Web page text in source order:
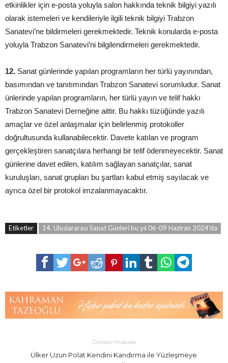
etkinlikler için e-posta yoluyla salon hakkında teknik bilgiyi yazılı
olarak istemeleri ve kendileriyle ilgili teknik bilgiyi Trabzon
Sanatevi’ne bildirmeleri gerekmektedir. Teknik konularda e-posta
yoluyla Trabzon Sanatevi’ni bilgilendirmeleri gerekmektedir.
12. Sanat günlerinde yapılan programların her türlü yayınından,
basımından ve tanıtımından Trabzon Sanatevi sorumludur. Sanat
ünlerinde yapılan programların, her türlü yayın ve telif hakkı
Trabzon Sanatevi Derneğine aittir. Bu hakkı tüzüğünde yazılı
amaçlar ve özel anlaşmalar için belirlenmiş protokoller
doğrultusunda kullanabilecektir. Davete katılan ve program
gerçekleştiren sanatçılara herhangi bir telif ödenmeyecektir. Sanat
günlerine davet edilen, katılım sağlayan sanatçılar, sanat
kuruluşları, sanat grupları bu şartları kabul etmiş sayılacak ve
ayrıca özel bir protokol imzalanmayacaktır.
Etiketler 14. Uluslararası Sanat Günleri bu yıl 06-09 Haziran 2024'da
Önceki makale
Ülker Uzun Polat Kendini Kandırma ile Yüzleşmeye